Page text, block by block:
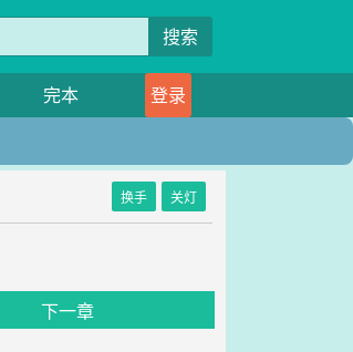
搜索
完本
登录
换手 关灯
下一章